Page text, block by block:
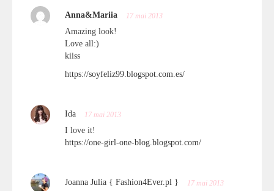
Anna&Mariia 17 mai 2013
Amazing look!
Love all:)
kiiss
https://soyfeliz99.blogspot.com.es/
Ida 17 mai 2013
I love it!
https://one-girl-one-blog.blogspot.com/
Joanna Julia { Fashion4Ever.pl } 17 mai 2013